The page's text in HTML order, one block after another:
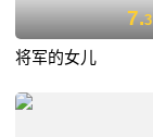
7.3
将军的女儿